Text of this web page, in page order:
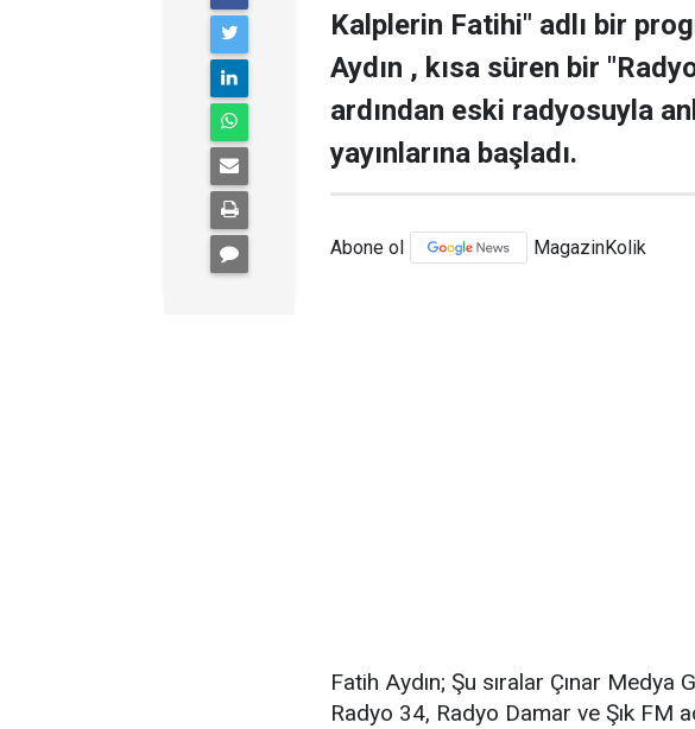
Kalplerin Fatihi" adlı bir
Aydın , kısa süren bir
ardından eski radyosuyla
yayınlarına başladı.
Abone ol MagazinKolik
Fatih Aydın; Şu sıralar Çınar Medya
Radyo 34, Radyo Damar ve Şık FM